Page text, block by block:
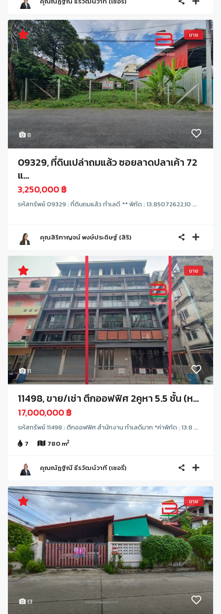
8
ขาย
09329, ที่ดินเปล่าถมแล้ว ซอยลาดปลาเค้า 72
แ...
3,250,000 ฿
รหัสทรัพย์ 09329 : ที่ดินถมแล้ว ทำเลดี ** พิกัด : 13.85072622,10 ...
คุณสิริกาญจน์ พงษ์ประดิษฐ์ (สิริ)
11
ขาย
11498, ขาย/เช่า ตึกออฟฟิศ 2คูหา 5.5 ชั้น (ห...
17,000,000 ฿
รหัสทรัพย์ 11498 : ตึกออฟฟิศ สำนักงาน ทำเลดีมาก *ค่าพิกัด : 13.8 ...
7
780 m2
คุณณัฏฐิณี ธีรวัฒน์วาที (เชอรี่)
13
ขาย